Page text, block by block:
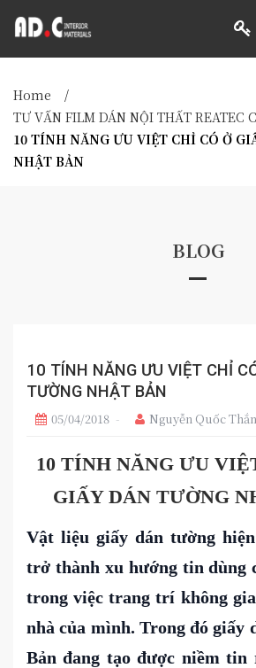
ADC INTERIOR
GIẤY DÁN
FILM DÁN
YÊU CẦU BÁO
Home
/
TƯ VẤN FILM DÁN NỘI THẤT REATEC
10 TÍNH NĂNG ƯU VIỆT CHỈ CÓ Ở
NHẬT BẢN
BLOG
10 TÍNH NĂNG ƯU VIỆT CHỈ
TƯỜNG NHẬT BẢN
05/04/2018 Nguyễn Quốc
10 TÍNH NĂNG ƯU
GIẤY DÁN TƯỜNG
Vật liệu giấy dán tường
trở thành xu hướng tin dùng
trong việc trang trí không
nhà của mình. Trong đó giấy
Bản đang tạo được niềm